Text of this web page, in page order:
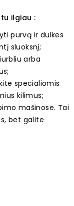
ilgiau :
purvą ir dulkes
sluoksnį;
arba
specialiomis
kilimus;
mašinose. Tai
bet galite